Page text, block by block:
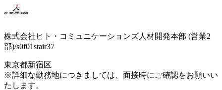
株式会社ヒト・コミュニケーションズ人材開発本部 (営業2
部)/s0f01stair37
東京都新宿区
※詳細な勤務地につきましては、面接時にご確認をお願いい
たします。